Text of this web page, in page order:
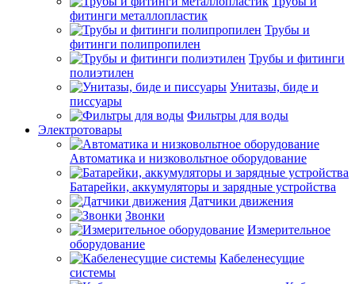
фитинги металлопластик
Трубы и
фитинги полипропилен
Трубы и фитинги
полиэтилен
Унитазы, биде и
писсуары
Фильтры для воды
Электротовары
Автоматика и низковольтное оборудование
Батарейки, аккумуляторы и зарядные устройства
Датчики движения
Звонки
Измерительное
оборудование
Кабеленесущие
системы